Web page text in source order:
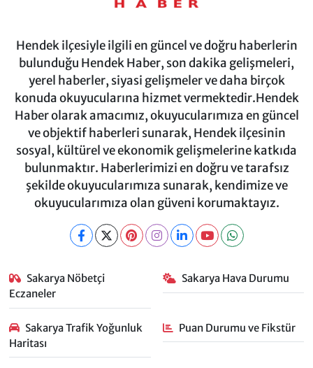
Hendek ilçesiyle ilgili en güncel ve doğru haberlerin
bulunduğu Hendek Haber, son dakika gelişmeleri,
yerel haberler, siyasi gelişmeler ve daha birçok
konuda okuyucularına hizmet vermektedir.Hendek
Haber olarak amacımız, okuyucularımıza en güncel
ve objektif haberleri sunarak, Hendek ilçesinin
sosyal, kültürel ve ekonomik gelişmelerine katkıda
bulunmaktır. Haberlerimizi en doğru ve tarafsız
şekilde okuyucularımıza sunarak, kendimize ve
okuyucularımıza olan güveni korumaktayız.
Sakarya Nöbetçi
Eczaneler
Sakarya Hava Durumu
Sakarya Trafik Yoğunluk
Haritası
Puan Durumu ve Fikstür